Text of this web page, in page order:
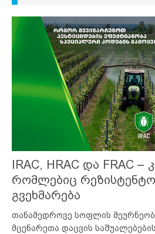
IRAC, HRAC და FRAC –
რომლებიც
გვეხმარება
თანამედროვე სოფლის
მცენარეთა დაცვის